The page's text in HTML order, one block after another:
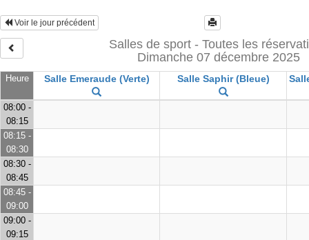
Voir le jour précédent
Salles de sport - Toutes les
Dimanche 07 décembre 2025
Heure Salle Emeraude (Verte) Salle Saphir (Bleue)
08:00 -
08:15
08:15 -
08:30
08:30 -
08:45
08:45 -
09:00
09:00 -
09:15